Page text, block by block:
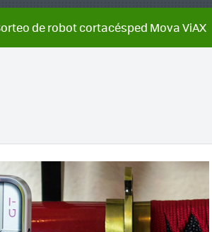
de robot cortacésped Mova ViAX